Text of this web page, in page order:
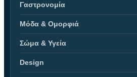
Γαστρονομία
Μόδα & Ομορφιά
Σώμα & Υγεία
Design